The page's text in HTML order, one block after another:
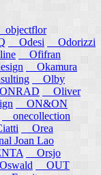
objectflor
Odesi
Odorizzi
Ofifran
Okamura
Olby
Oliver
ON&ON
onecollection
Orea
Joan Lao
Orsjo
OUT